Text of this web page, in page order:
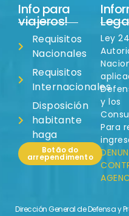
Info para
viajeros!
Requisitos
Nacionales
Requisitos
Internacionales
Disposición
habitante
haga
Botão do
arrependimento
Ley
y los
Para
Dirección General de Defensa y